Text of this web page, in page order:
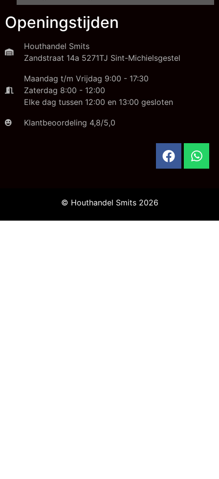
Openingstijden
Houthandel Smits
Zandstraat 14a 5271TJ Sint-Michielsgestel
Maandag t/m Vrijdag 9:00 - 17:30
Zaterdag 8:00 - 12:00
Elke dag tussen 12:00 en 13:00 gesloten
Klantbeoordeling 4,8/5,0
© Houthandel Smits 2026